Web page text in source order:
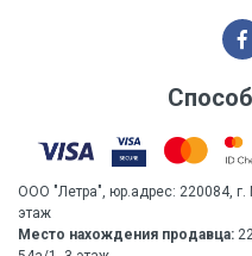
Россия, Пермский край,
Гарантийный срок
1 год
Срок службы
ООО "Летра", юр.адрес: 220084,
этаж
Место нахождения продавца: